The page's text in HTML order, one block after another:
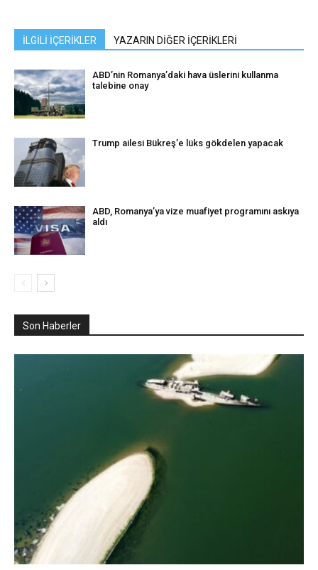
İLGİLİ İÇERİKLER YAZARIN DİĞER İÇERİKLERİ
ABD’nin Romanya’daki hava üslerini kullanma
talebine onay
Trump ailesi Bükreş’e lüks gökdelen yapacak
ABD, Romanya’ya vize muafiyet programını askıya
aldı
Son Haberler